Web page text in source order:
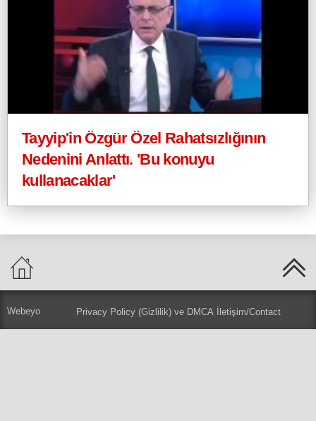
Tayyip'in Özgür Özel Rahatsızlığının
Nedenini Anlattı. 'Bu konuyu
kullanacaklar'
Webeyo Privacy Policy (Gizlilik) ve DMCA İletişim/Contact